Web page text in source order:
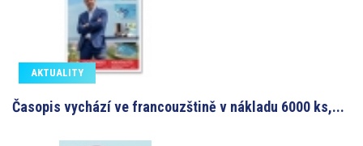
AKTUALITY
Časopis vychází ve francouzštině v nákladu 6000 ks,...